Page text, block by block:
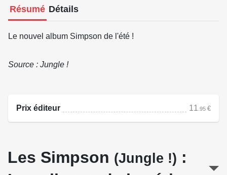
Résumé Détails
Le nouvel album Simpson de l'été !
Source : Jungle !
Prix éditeur 11 .95 €
Les Simpson (Jungle !) :